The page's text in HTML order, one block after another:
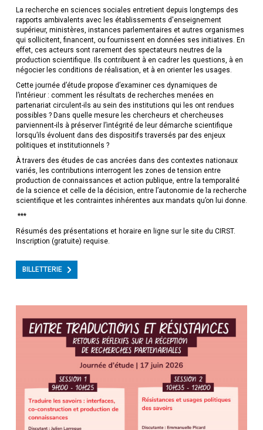
La recherche en sciences sociales entretient depuis longtemps des
rapports ambivalents avec les établissements d'enseignement
supérieur, ministères, instances parlementaires et autres organismes
qui sollicitent, financent, ou fournissent en données ses initiatives. En
effet, ces acteurs sont rarement des spectateurs neutres de la
production scientifique. Ils contribuent à en cadrer les questions, à en
négocier les conditions de réalisation, et à en orienter les usages.
Cette journée d’étude propose d’examiner ces dynamiques de
l’intérieur : comment les résultats de recherches menées en
partenariat circulent-ils au sein des institutions qui les ont rendues
possibles ? Dans quelle mesure les chercheurs et chercheuses
parviennent-ils à préserver l’intégrité de leur démarche scientifique
lorsqu’ils évoluent dans des dispositifs traversés par des enjeux
politiques et institutionnels ?
À travers des études de cas ancrées dans des contextes nationaux
variés, les contributions interrogent les zones de tension entre
production de connaissances et action publique, entre la temporalité
de la science et celle de la décision, entre l’autonomie de la recherche
scientifique et les contraintes inhérentes aux mandats qu’on lui donne.
***
Résumés des présentations et horaire en ligne sur le site du CIRST.
Inscription (gratuite) requise.
BILLETTERIE